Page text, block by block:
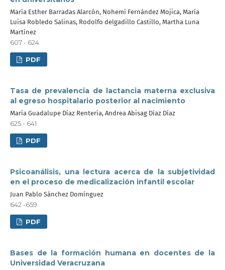
María Esther Barradas Alarcón, Nohemí Fernández Mojica, María
Luisa Robledo Salinas, Rodolfo delgadillo Castillo, Martha Luna
Martínez
607 - 624
PDF
Tasa de prevalencia de lactancia materna exclusiva
al egreso hospitalario posterior al nacimiento
María Guadalupe Díaz Rentería, Andrea Abisag Díaz Díaz
625 - 641
PDF
Psicoanálisis, una lectura acerca de la subjetividad
en el proceso de medicalización infantil escolar
Juan Pablo Sánchez Domínguez
642 -659
PDF
Bases de la formación humana en docentes de la
Universidad Veracruzana